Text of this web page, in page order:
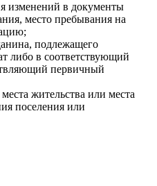
изменений в документы
место пребывания на
подлежащего
либо в соответствующий
первичный
жительства или места
поселения или